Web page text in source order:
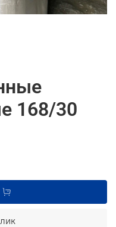
168/30